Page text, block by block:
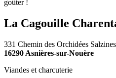
goûter !
La Cagouille
331 Chemin des Orchidées Salzines
16290 Asnières-sur-Nouère
Viandes et charcuterie